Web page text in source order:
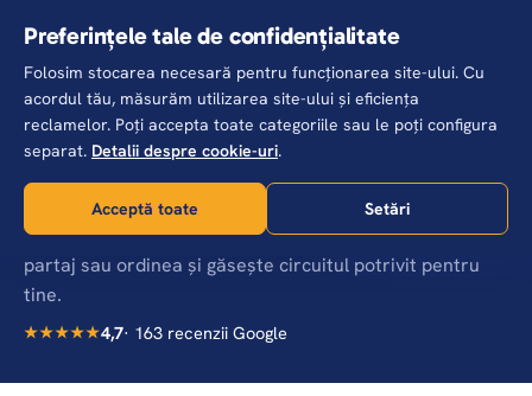
Preferințele tale de confidențialitate
Folosim stocarea necesară pentru funcționarea site-ului. Cu
acordul tău, măsurăm utilizarea site-ului și eficiența
reclamelor. Poți accepta toate categoriile sau le poți configura
separat. Detalii despre cookie-uri.
Acceptă toate Setări
Skip
main
content
Circuite
Circuite cu însoțitor de grup
Toate plecările noastre, dintr-o privire — din Islanda
până în Patagonia. Alege luna, destinația, opțiunea de
partaj sau ordinea și găsește circuitul potrivit pentru
tine.
★★★★★4,7· 163 recenzii Google